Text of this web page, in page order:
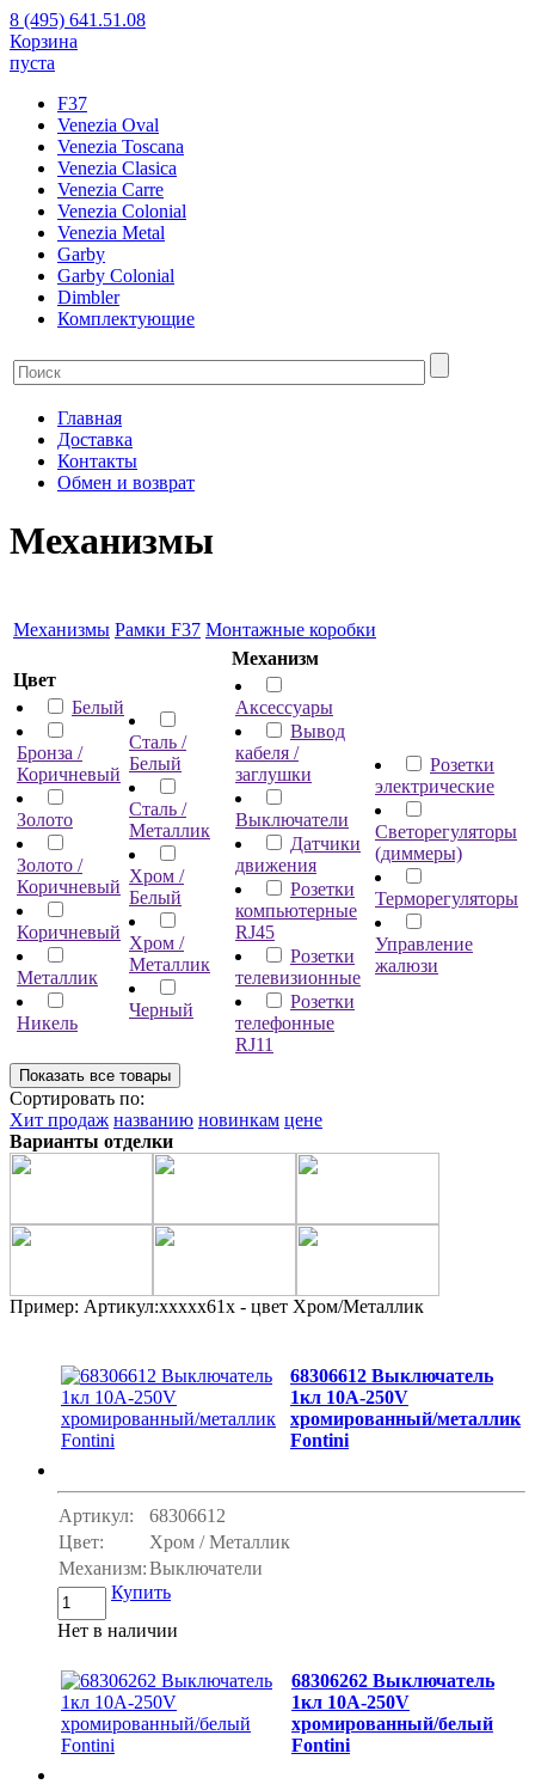
8 (495) 641.51.08
Корзина
пуста
F37
Venezia Oval
Venezia Toscana
Venezia Clasica
Venezia Carre
Venezia Colonial
Venezia Metal
Garby
Garby Colonial
Dimbler
Комплектующие
Главная
Доставка
Контакты
Обмен и возврат
Механизмы
Механизмы Рамки F37 Монтажные коробки
Цвет
Белый
Бронза /
Коричневый
Золото
Золото /
Коричневый
Коричневый
Металлик
Никель
Сталь /
Белый
Сталь /
Металлик
Хром /
Белый
Хром /
Металлик
Черный
Механизм
Аксессуары
Вывод
кабеля /
заглушки
Выключатели
Датчики
движения
Розетки
компьютерные
RJ45
Розетки
телевизионные
Розетки
телефонные
RJ11
Розетки
электрические
Светорегуляторы
(диммеры)
Терморегуляторы
Управление
жалюзи
Сортировать по:
Хит продаж названию новинкам цене
Варианты отделки
Пример: Артикул:ххххх61х - цвет Хром/Металлик
68306612 Выключатель
1кл 10A-250V
хромированный/металлик
Fontini
Артикул:
68306612
Цвет:
Хром / Металлик
Механизм:Выключатели
Купить
Нет в наличии
68306262 Выключатель
1кл 10A-250V
хромированный/белый
Fontini